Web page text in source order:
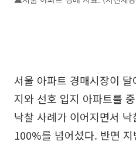
서울 아파트 경매시장이
지와 선호 입지 아파트를
낙찰 사례가 이어지면서
100%를 넘어섰다. 반면